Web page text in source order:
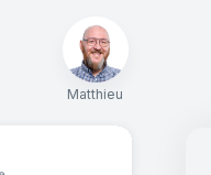
Matthieu